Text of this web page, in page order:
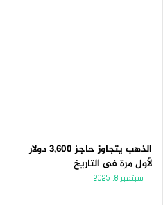
الذهب يتجاوز حاجز 3,600 دولار
لأول مرة فى التاريخ
سبتمبر 8, 2025